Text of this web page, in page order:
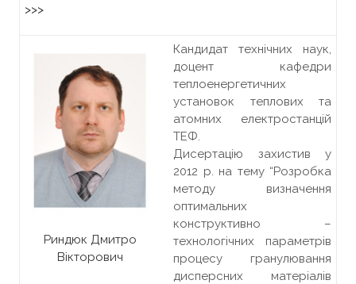
>>>
Риндюк Дмитро
Вікторович
Кандидат технічних наук,
доцент кафедри
теплоенергетичних
установок теплових та
атомних електростанцій
ТЕФ.
Дисертацію захистив у
2012 р. на тему “Розробка
методу визначення
оптимальних
конструктивно –
технологічних параметрів
процесу гранулювання
дисперсних матеріалів